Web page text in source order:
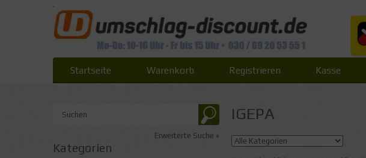
.
Startseite Warenkorb Registrieren Kasse
Erweiterte Suche »
Kategorien
IGEPA